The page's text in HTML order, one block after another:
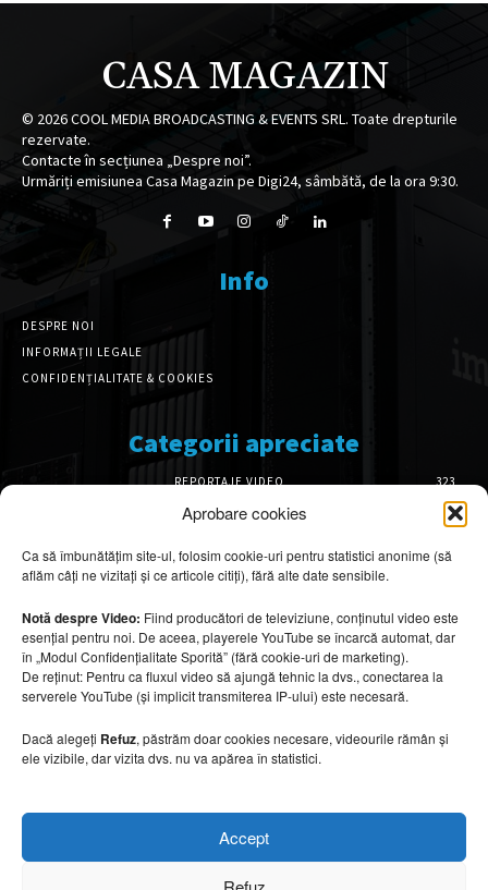
Aprobare cookies
Ca să îmbunătățim site-ul, folosim cookie-uri pentru statistici anonime (să
aflăm câți ne vizitați și ce articole citiți), fără alte date sensibile.
Notă despre Video: Fiind producători de televiziune, conținutul video este
esențial pentru noi. De aceea, playerele YouTube se încarcă automat, dar
în „Modul Confidențialitate Sporită” (fără cookie-uri de marketing).
De reținut: Pentru ca fluxul video să ajungă tehnic la dvs., conectarea la
serverele YouTube (și implicit transmiterea IP-ului) este necesară.
Dacă alegeți Refuz, păstrăm doar cookies necesare, videourile rămân și
ele vizibile, dar vizita dvs. nu va apărea în statistici.
Accept
CASA MAGAZIN
© 2026COOL MEDIA BROADCASTING & EVENTS SRL. Toate drepturile
rezervate.
Contacte în secțiunea „Despre noi”.
Urmăriți emisiunea Casa Magazin pe Digi24, sâmbătă, de la ora 9:30.
Info
DESPRE NOI
INFORMAȚII LEGALE
CONFIDENȚIALITATE & COOKIES
Categorii apreciate
REPORTAJE VIDEO
323
AMENAJĂRI INTERIOARE
126
DESIGN INTERIOR
64
ARHITECTURĂ & DESIGN
OPINII & ANALIZE
43
Articole recomandate
Cele mai impresionante cabane moderne
7 august 2026
Ouse Valley Viaduct, construcția care
7 august 2026